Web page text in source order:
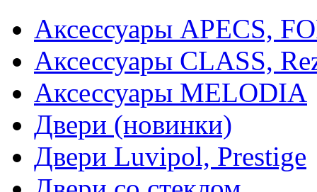
Аксессуары APECS,
Аксессуары CLASS,
Аксессуары MELODIA
Двери (новинки)
Двери Luvipol, Prestige